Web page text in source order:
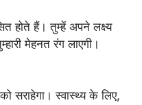
होते हैं। तुम्हें अपने लक्ष्य
मेहनत रंग लाएगी।
को सराहेगा। स्वास्थ्य के लिए,